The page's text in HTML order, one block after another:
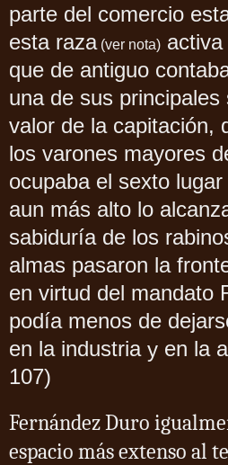
parte del comercio
esta raza (ver nota) activa
que de antiguo
una de sus
valor de la capitación,
los varones mayores
ocupaba el sexto
aun más alto lo
sabiduría de los
almas pasaron la
en virtud del mandato
podía menos de
en la industria y en la
107)
Fernández Duro
espacio más extenso al